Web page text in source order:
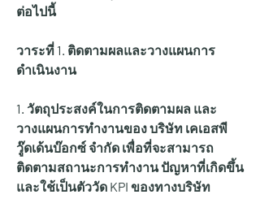
ต่อไปนี้
วาระที่ 1. ติดตามผลและวางแผนการ
ดำเนินงาน
1. วัตถุประสงค์ในการติดตามผล และ
วางแผนการทำงานของ บริษัท เคเอสพี
วู๊ดเด้นบ๊อกซ์ จำกัด เพื่อที่จะสามารถ
ติดตามสถานะการทำงาน ปัญหาที่เกิดขึ้น
และใช้เป็นตัววัด KPI ของทางบริษัท